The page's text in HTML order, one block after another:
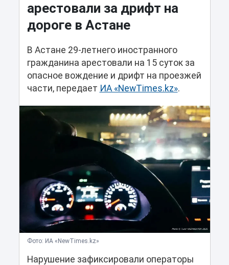
арестовали за дрифт на
дороге в Астане
В Астане 29-летнего иностранного
гражданина арестовали на 15 суток за
опасное вождение и дрифт на проезжей
части, передает ИА «NewTimes.kz».
Фото: ИА «NewTimes.kz»
Нарушение зафиксировали операторы